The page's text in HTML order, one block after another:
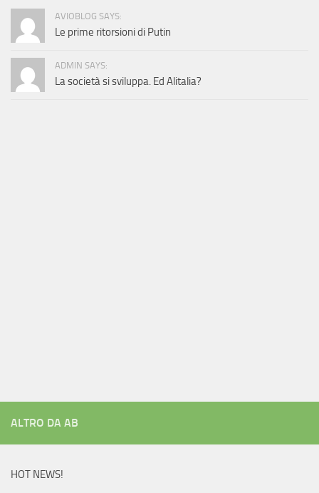
AVIOBLOG SAYS:
Le prime ritorsioni di Putin
ADMIN SAYS:
La società si sviluppa. Ed Alitalia?
ALTRO DA AB
HOT NEWS!